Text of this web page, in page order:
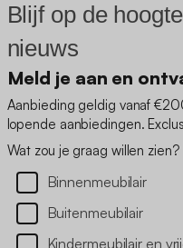
Blijf op de
nieuws
Meld je aan en
Aanbieding geldig vanaf
lopende aanbiedingen.
Wat zou je graag willen zien?
Binnenmeubilair
Buitenmeubilair
Kindermeubilair en